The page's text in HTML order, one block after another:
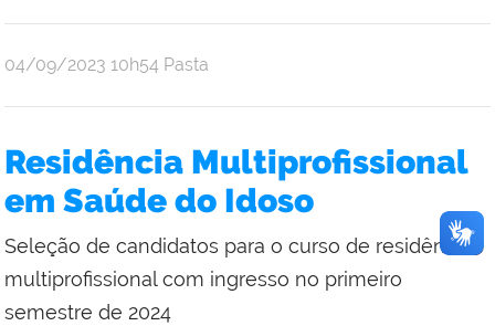
publicado
04/09/2023 10h54 Pasta
Residência Multiprofissional
em Saúde do Idoso
Seleção de candidatos para o curso de residência
multiprofissional com ingresso no primeiro
semestre de 2024